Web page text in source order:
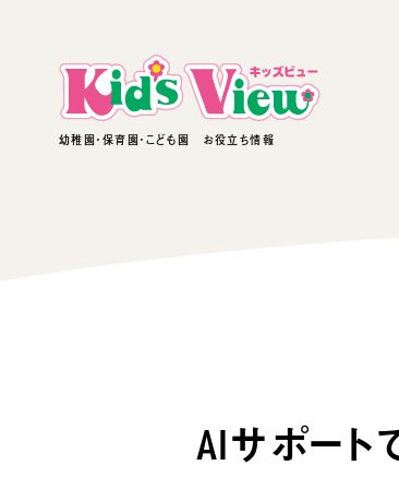
幼稚園・保育園・こども園 お役立ち情報
AIサポート